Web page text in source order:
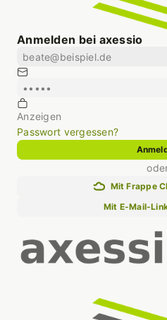
Anmelden bei axessio
E-Mail
Passwort
Anzeigen
Passwort vergessen?
Mit Frappe
Mit E-Mail-